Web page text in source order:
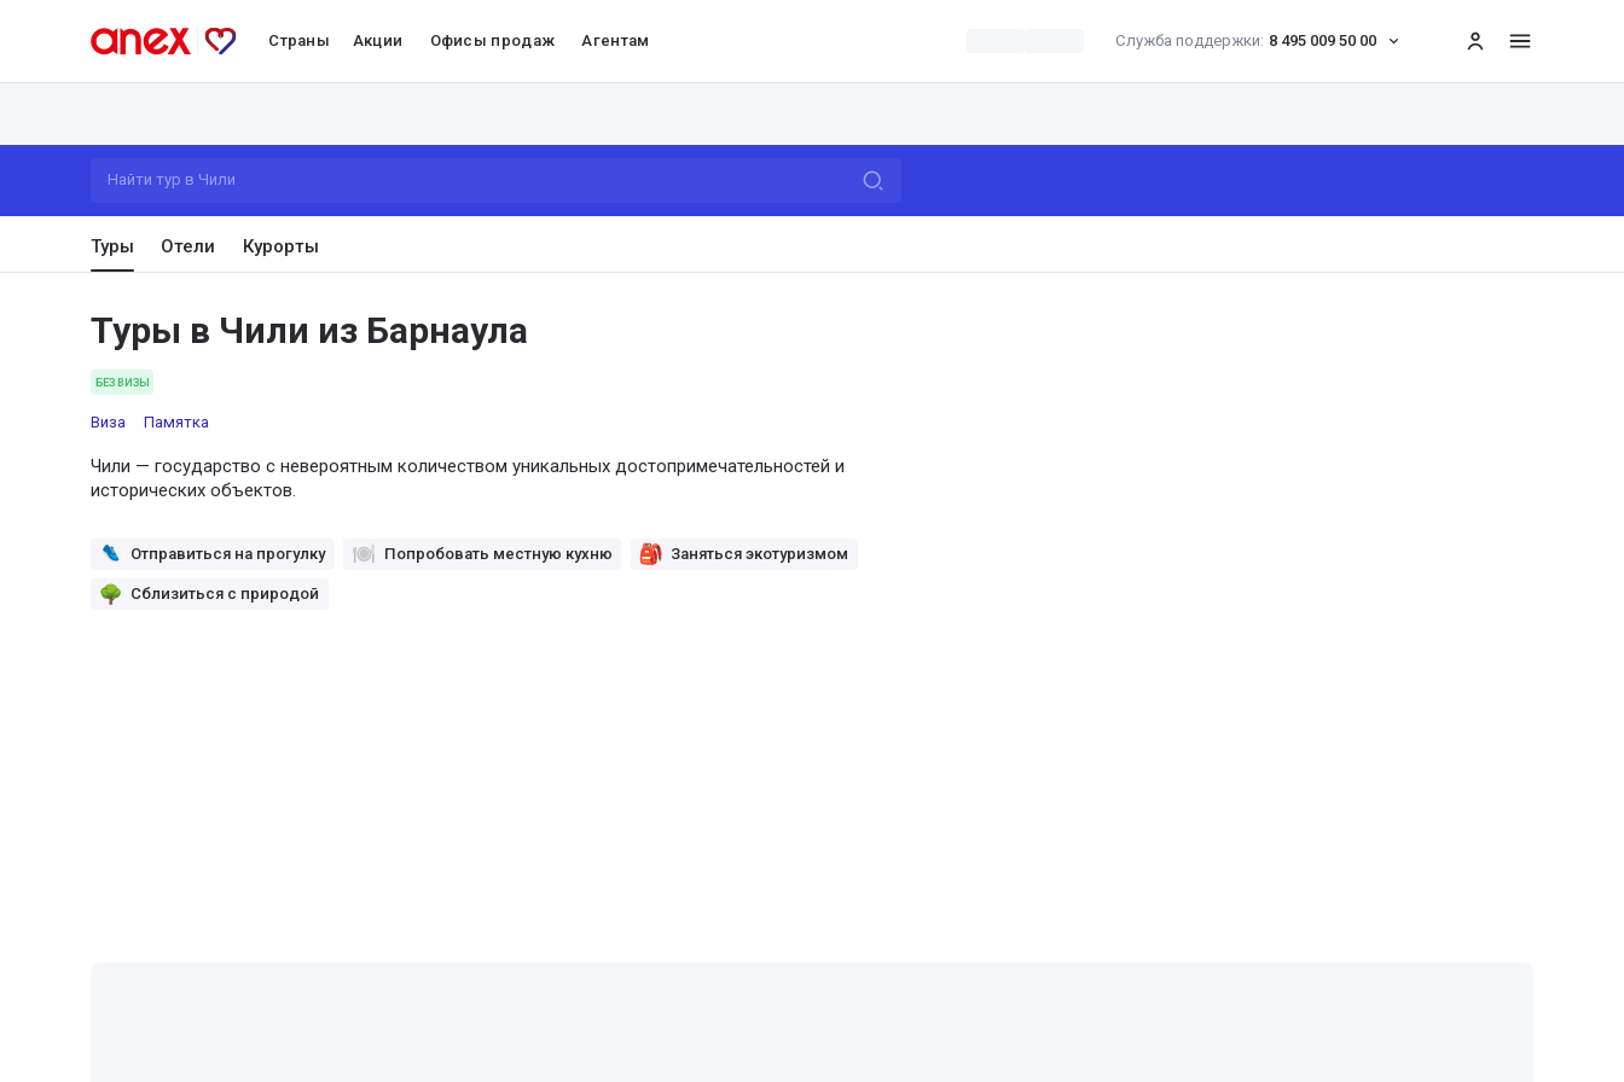
Страны Акции Офисы продаж Агентам Служба поддержки: 8 495 009 50 00 меню
Найти тур в Чили
Туры Отели Курорты
Туры в Чили из Барнаула
БЕЗ ВИЗЫ
Виза Памятка
Чили — государство с невероятным количеством уникальных достопримечательностей и
исторических объектов.
Отправиться на прогулку Попробовать местную кухню Заняться экотуризмом
Сблизиться с природой